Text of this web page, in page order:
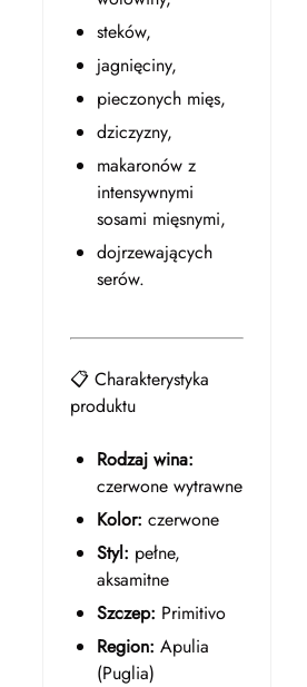
steków,
jagnięciny,
pieczonych mięs,
dziczyzny,
makaronów z
intensywnymi
sosami mięsnymi,
dojrzewających
serów.
📋 Charakterystyka
produktu
Rodzaj wina:
czerwone wytrawne
Kolor: czerwone
Styl: pełne,
aksamitne
Szczep: Primitivo
Region: Apulia
(Puglia)